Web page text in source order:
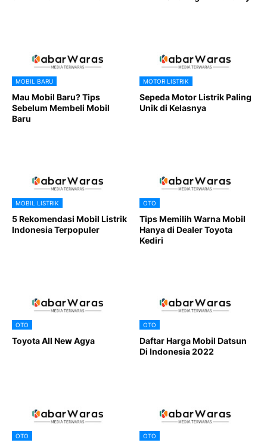
MOBIL BARU
Mau Mobil Baru? Tips
Sebelum Membeli Mobil
Baru
MOTOR LISTRIK
Sepeda Motor Listrik Paling
Unik di Kelasnya
MOBIL LISTRIK
5 Rekomendasi Mobil Listrik
Indonesia Terpopuler
OTO
Tips Memilih Warna Mobil
Hanya di Dealer Toyota
Kediri
OTO
Toyota All New Agya
OTO
Daftar Harga Mobil Datsun
Di Indonesia 2022
OTO OTO